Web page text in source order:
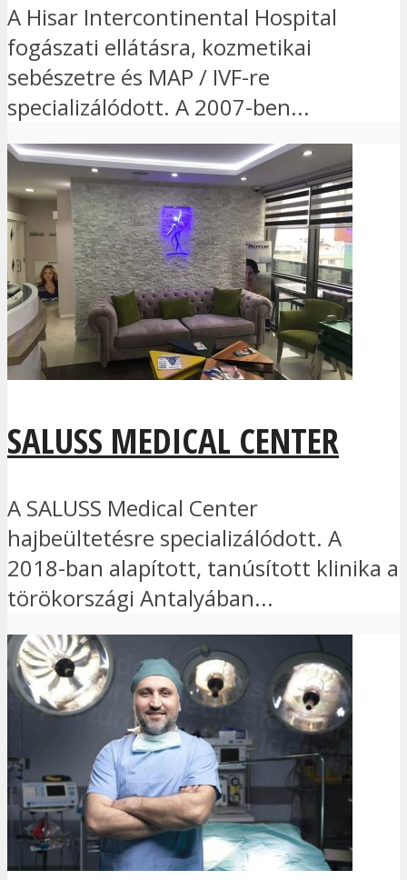
A Hisar Intercontinental Hospital
fogászati ellátásra, kozmetikai
sebészetre és MAP / IVF-re
specializálódott. A 2007-ben...
SALUSS MEDICAL CENTER
A SALUSS Medical Center
hajbeültetésre specializálódott. A
2018-ban alapított, tanúsított klinika a
törökországi Antalyában...